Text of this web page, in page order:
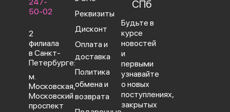
50-02
2
филиала
в Санкт-
Петербурге:
м.
Московская,
Московский
проспект
Реквизиты
Дисконт
Оплата и
доставка
Политика
обмена и
возврата
Будьте в
курсе
новостей
и
первыми
узнавайте
о новых
поступлениях,
закрытых